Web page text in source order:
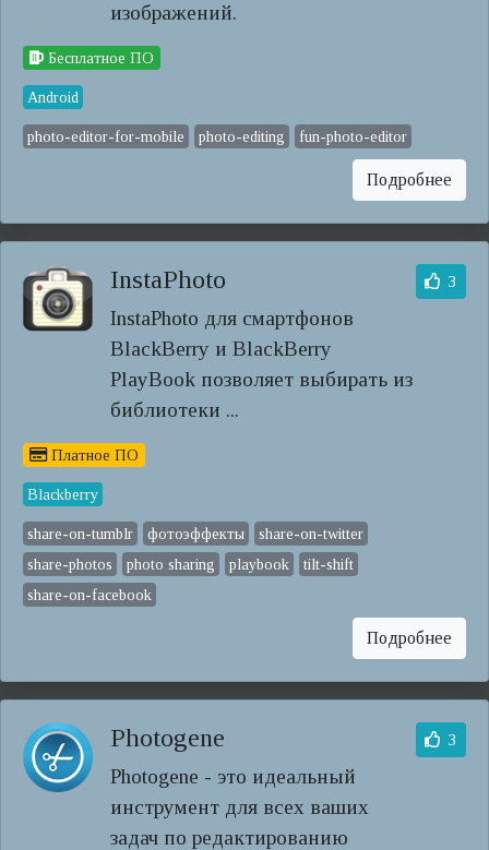
изображений.
Бесплатное ПО
Android
photo-editor-for-mobile photo-editing fun-photo-editor
Подробнее
InstaPhoto
InstaPhoto для смартфонов
BlackBerry и BlackBerry
PlayBook позволяет выбирать из
библиотеки ...
3
Платное ПО
Blackberry
share-on-tumblr фотоэффекты
share-on-twitter
share-photos
photo sharing playbook
tilt-shift
share-on-facebook
Подробнее
Photogene
Photogene - это идеальный
инструмент для всех ваших
задач по редактированию
3